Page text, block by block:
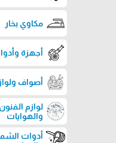
مكاوي بخار
أجهزة
أصواف
لوازم الفنون
والهوايات
أدوات